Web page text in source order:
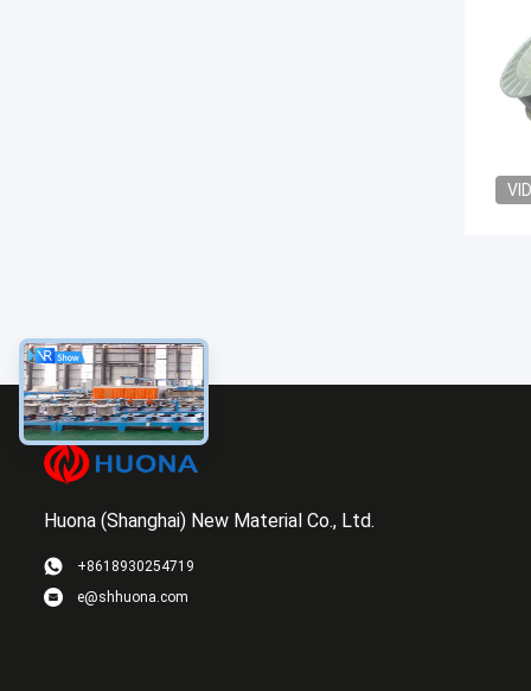
Huona (Shanghai) New Material Co., Ltd.
+8618930254719
e@shhuona.com